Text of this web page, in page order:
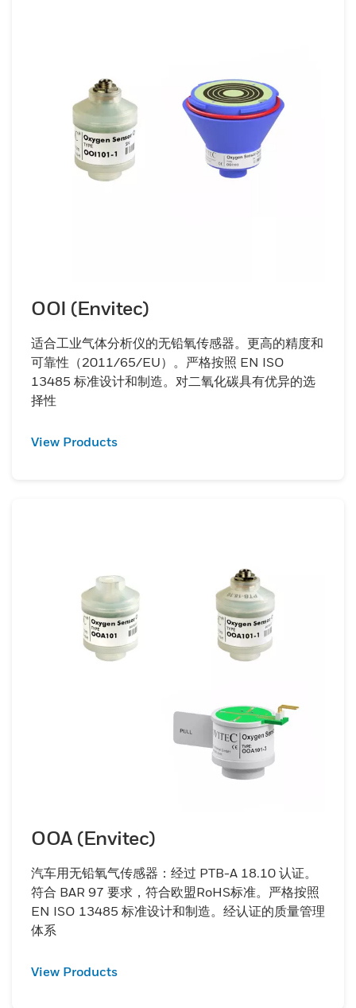
OOI (Envitec)
适合工业气体分析仪的无铅氧传感器。更高的精度和
可靠性（2011/65/EU）。严格按照 EN ISO
13485 标准设计和制造。对二氧化碳具有优异的选
择性
View Products
OOA (Envitec)
汽车用无铅氧气传感器：经过 PTB-A 18.10 认证。
符合 BAR 97 要求，符合欧盟RoHS标准。严格按照
EN ISO 13485 标准设计和制造。经认证的质量管理
体系
View Products